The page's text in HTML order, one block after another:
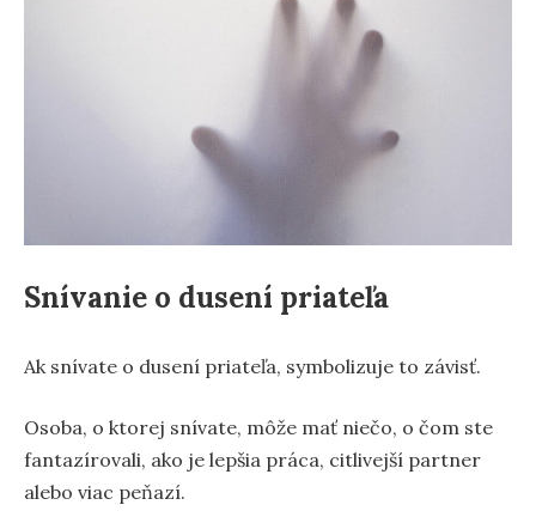
Snívanie o dusení priateľa
Ak snívate o dusení priateľa, symbolizuje to závisť.
Osoba, o ktorej snívate, môže mať niečo, o čom ste
fantazírovali, ako je lepšia práca, citlivejší partner
alebo viac peňazí.